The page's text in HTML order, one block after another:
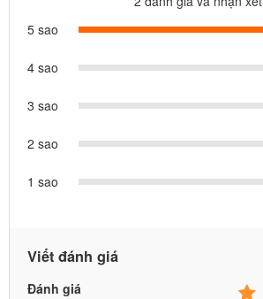
5 sao
4 sao
3 sao
2 sao
1 sao
Viết đánh giá
Đánh giá